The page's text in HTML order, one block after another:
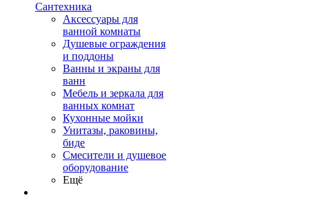
Сантехника
Аксессуары для
ванной комнаты
Душевые ограждения
и поддоны
Ванны и экраны для
ванн
Мебель и зеркала для
ванных комнат
Кухонные мойки
Унитазы, раковины,
биде
Смесители и душевое
оборудование
Ещё